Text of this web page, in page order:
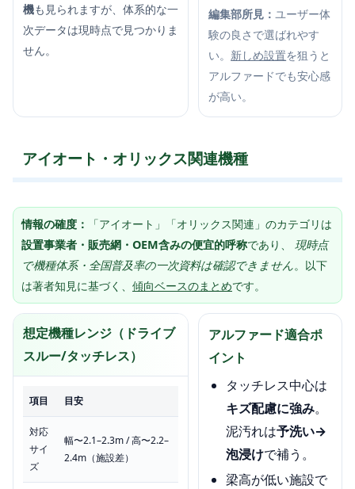
機も見られますが、体系的な一
次データは現時点で見つかりま
せん。
編集部所見：ユーザー体
験の良さで選ばれやす
い。 新しめ設置を狙うと
アルファードでも安心感
が高い。
アイオート・オリックス関連機種
情報の確度：
「アイオート」「オリックス関連」のカテゴリは
設置事業者・販売網・OEM含みの便宜的呼称であり、 現時点
で機種体系・全国普及率の一次資料は確認できません。以下
は著者知見に基づく、 傾向ベースのまとめです。
想定機種レンジ（ドライブ
スルー/タッチレス）
項目 目安
対応
サイ
ズ
幅〜2.1–2.3m / 高〜2.2–
2.4m（施設差）
アルファード適合ポ
イント
タッチレス中心は
キズ配慮に強み。
泥汚れは予洗い→
泡浸けで補う。
梁高が低い施設で